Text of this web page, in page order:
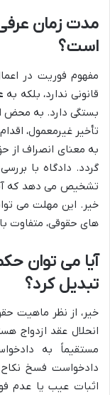
مدت زمان
است؟
مفهوم فوریت در
قانونی ندارد، بلکه به
بستگی دارد. به محض
تأخیر غیرمعمول،
به معنای انصراف از
گردد. دادگاه با
تشخیص می دهد که
خیر. این مهلت می
های حقوقی، متفاوت
آیا می توان
تبدیل کرد؟
خیر، از نظر ماهیت
انحلال عقد ازدواج
مستقیماً به
دادخواست فسخ نکاح
اثبات عیب یا عدم